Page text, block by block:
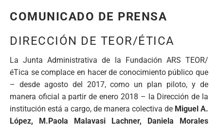
COMUNICADO DE PRENSA
DIRECCIÓN DE TEOR/ÉTICA
La Junta Administrativa de la Fundación ARS TEOR/
éTica se complace en hacer de conocimiento público que
– desde agosto del 2017, como un plan piloto, y de
manera oficial a partir de enero 2018 – la Dirección de la
institución está a cargo, de manera colectiva de Miguel A.
López, M.Paola Malavasi Lachner, Daniela Morales